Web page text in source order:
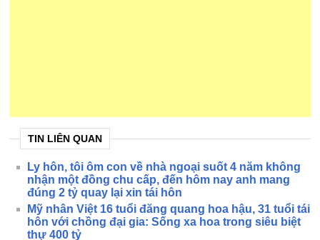
TIN LIÊN QUAN
Ly hôn, tôi ôm con về nhà ngoại suốt 4 năm không
nhận một đồng chu cấp, đến hôm nay anh mang
đúng 2 tỷ quay lại xin tái hôn
Mỹ nhân Việt 16 tuổi đăng quang hoa hậu, 31 tuổi tái
hôn với chồng đại gia: Sống xa hoa trong siêu biệt
thự 400 tỷ